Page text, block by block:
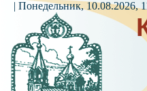
| Понедельник, 10.08.2026,